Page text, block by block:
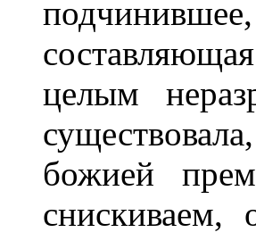
целым
божией
снискиваем,